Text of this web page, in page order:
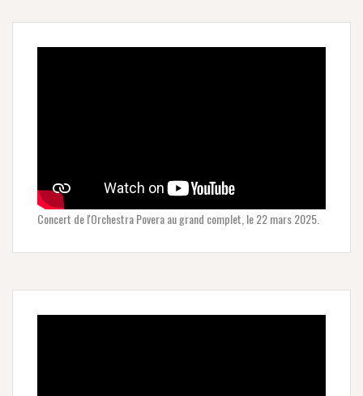
Concert de l'Orchestra Povera au grand complet, le 22 mars 2025.